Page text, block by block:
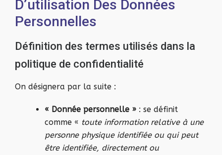
D’utilisation Des Données
Personnelles
Définition des termes utilisés dans la
politique de confidentialité
On désignera par la suite :
« Donnée personnelle » : se définit
comme « toute information relative à une
personne physique identifiée ou qui peut
être identifiée, directement ou